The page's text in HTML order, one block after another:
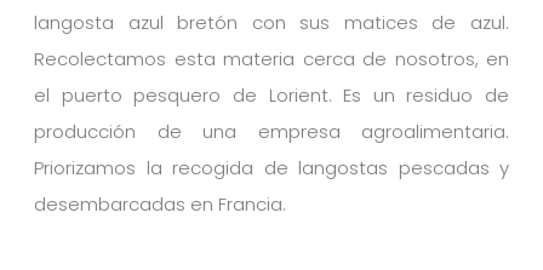
langosta azul bretón con sus matices de azul.
Recolectamos esta materia cerca de nosotros, en
el puerto pesquero de Lorient. Es un residuo de
producción de una empresa agroalimentaria.
Priorizamos la recogida de langostas pescadas y
desembarcadas en Francia.